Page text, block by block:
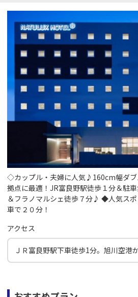
◇カップル・夫婦に人気♪160cm幅ダ
拠点に最適！JR富良野駅徒歩１分＆駐
＆フラノマルシェ徒歩７分♪ ◆人気ス
車で２０分！
アクセス
ＪＲ富良野駅下車徒歩1分。旭川空港